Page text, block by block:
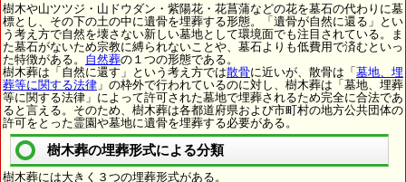
樹木や山ツツジ・山ドウダン・紫陽花・花菖蒲などの花を墓石の代わりに墓
標とし、その下の土の中に遺骨を埋葬する形態。「遺骨が自然に還る」とい
う考え方で自然を壊さない新しい墓地として環境面でも注目されている。ま
た墓石がないため宗教に縛られないことや、墓石よりも低費用で済むといっ
た特徴がある。 自然葬の１つの形態である。
樹木葬は「自然に還す」という考え方では散骨に近いが、散骨は「 墓地、埋
葬等に関する法律 」の枠外で行われているのに対し、樹木葬は「墓地、埋葬
等に関する法律」によって許可された墓地で埋葬されるため完全に合法であ
ると言える。そのため、樹木葬は各都道府県および市町村の地方公共団体の
許可をとった霊園や墓地に遺骨を埋葬する必要がある。
樹木葬の埋葬形式による分類
樹木葬には大きく３つの埋葬形式がある。